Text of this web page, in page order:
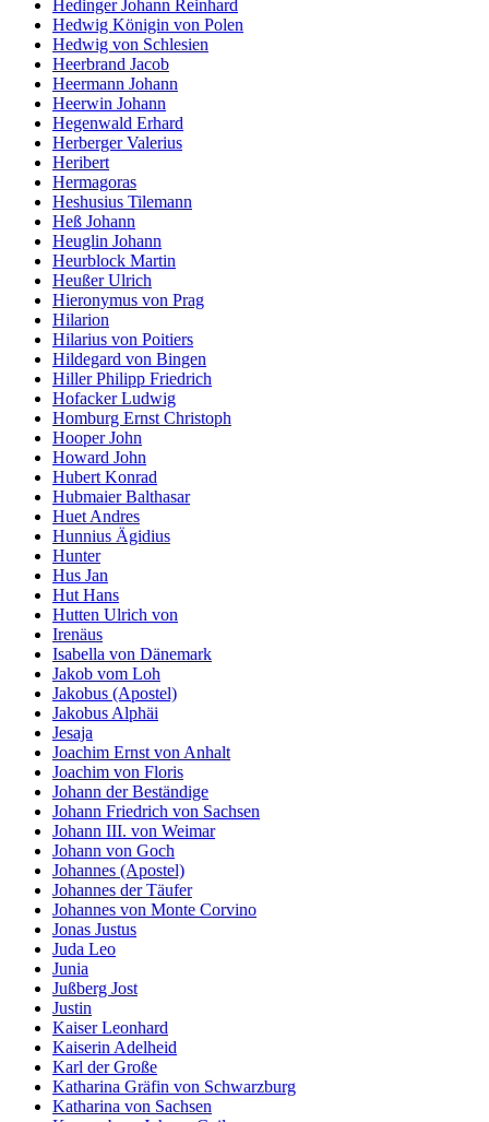
Hedinger Johann Reinhard
Hedwig Königin von Polen
Hedwig von Schlesien
Heerbrand Jacob
Heermann Johann
Heerwin Johann
Hegenwald Erhard
Herberger Valerius
Heribert
Hermagoras
Heshusius Tilemann
Heß Johann
Heuglin Johann
Heurblock Martin
Heußer Ulrich
Hieronymus von Prag
Hilarion
Hilarius von Poitiers
Hildegard von Bingen
Hiller Philipp Friedrich
Hofacker Ludwig
Homburg Ernst Christoph
Hooper John
Howard John
Hubert Konrad
Hubmaier Balthasar
Huet Andres
Hunnius Ägidius
Hunter
Hus Jan
Hut Hans
Hutten Ulrich von
Irenäus
Isabella von Dänemark
Jakob vom Loh
Jakobus (Apostel)
Jakobus Alphäi
Jesaja
Joachim Ernst von Anhalt
Joachim von Floris
Johann der Beständige
Johann Friedrich von Sachsen
Johann III. von Weimar
Johann von Goch
Johannes (Apostel)
Johannes der Täufer
Johannes von Monte Corvino
Jonas Justus
Juda Leo
Junia
Jußberg Jost
Justin
Kaiser Leonhard
Kaiserin Adelheid
Karl der Große
Katharina Gräfin von Schwarzburg
Katharina von Sachsen